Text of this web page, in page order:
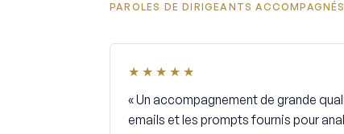
PAROLES DE DIRIGEANTS ACCOMPAGNÉS
★★★★★
« Un accompagnement de grande
emails et les prompts fournis pour